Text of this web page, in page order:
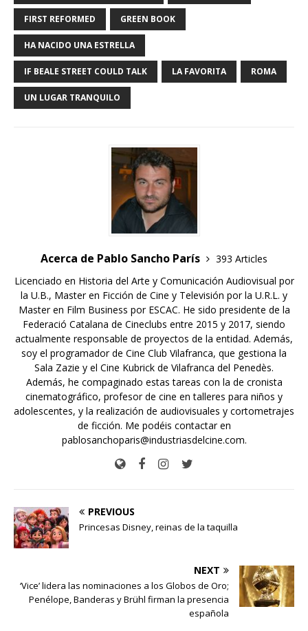
FIRST REFORMED GREEN BOOK
HA NACIDO UNA ESTRELLA
IF BEALE STREET COULD TALK LA FAVORITA ROMA
UN LUGAR TRANQUILO
Acerca de Pablo Sancho París
393 Articles
Licenciado en Historia del Arte y Comunicación Audiovisual por
la U.B., Master en Ficción de Cine y Televisión por la U.R.L. y
Master en Film Business por ESCAC. He sido presidente de la
Federació Catalana de Cineclubs entre 2015 y 2017, siendo
actualmente responsable de proyectos de la entidad. Además,
soy el programador de Cine Club Vilafranca, que gestiona la
Sala Zazie y el Cine Kubrick de Vilafranca del Penedès.
Además, he compaginado estas tareas con la de cronista
cinematográfico, profesor de cine en talleres para niños y
adolescentes, y la realización de audiovisuales y cortometrajes
de ficción. Me podéis contactar en
pablosanchoparis@industriasdelcine.com.
PREVIOUS
Princesas Disney, reinas de la taquilla
NEXT
‘Vice’ lidera las nominaciones a los Globos de Oro;
Penélope, Banderas y Brühl firman la presencia
española